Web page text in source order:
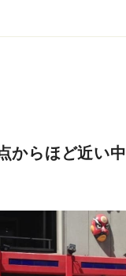
からほど近い